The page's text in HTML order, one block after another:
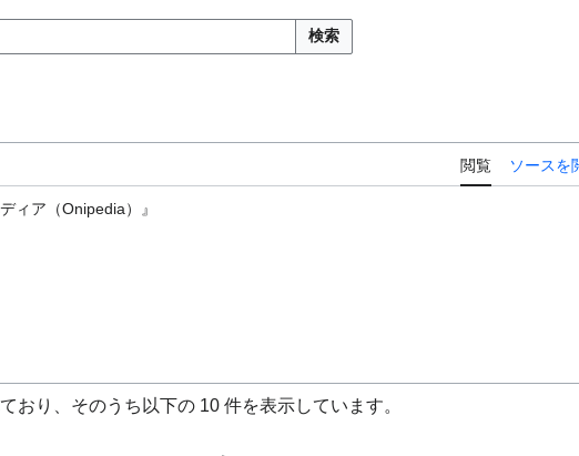
検索
閲覧 ソースを
ィア（Onipedia）』
おり、そのうち以下の 10 件を表示しています。